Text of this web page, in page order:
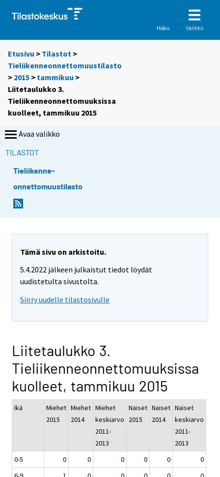
Haku Valikko
Etusivu > Tilastot >
Tieliikenneonnettomuustilasto
> 2015 > tammikuu >
Liitetaulukko 3.
Tieliikenneonnettomuuksissa
kuolleet, tammikuu 2015
Avaa valikko
TILASTOT
Tieliikenne-
onnettomuustilasto
Tämä sivu on arkistoitu.
5.4.2022 jälkeen julkaistut tiedot löydät
uudistetulta sivustolta.
Siirry uudelle tilastosivulle
Liitetaulukko 3.
Tieliikenneonnettomuuksissa
kuolleet, tammikuu 2015
Ikä
Miehet
2015
Miehet
2014
Miehet
keskiarvo
2011-
2013
Naiset
2015
Naiset
2014
Naiset
keskiarvo
2011-
2013
0-5
0 0 0 0 0
0